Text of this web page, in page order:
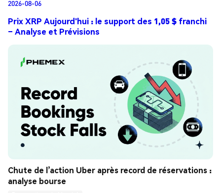
2026-08-06
Prix XRP Aujourd'hui : le support des 1,05 $ franchi
– Analyse et Prévisions
Chute de l’action Uber après record de réservations :
analyse bourse